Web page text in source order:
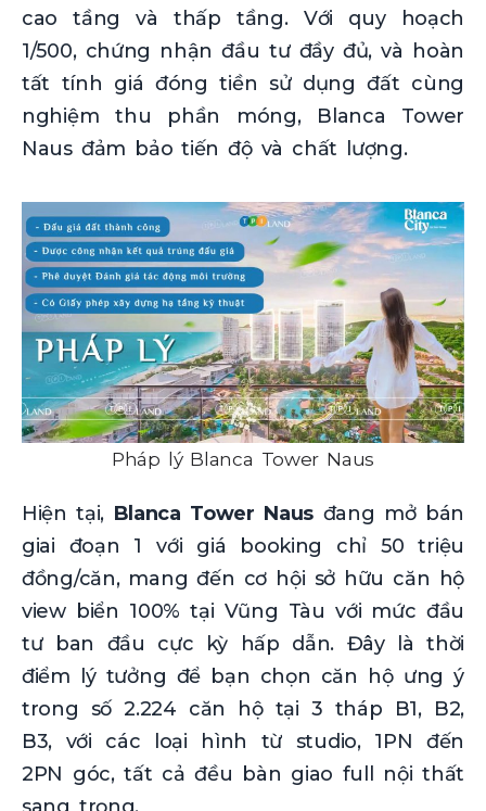
cao tầng và thấp tầng. Với quy hoạch
1/500, chứng nhận đầu tư đầy đủ, và hoàn
tất tính giá đóng tiền sử dụng đất cùng
nghiệm thu phần móng, Blanca Tower
Naus đảm bảo tiến độ và chất lượng.
Pháp lý Blanca Tower Naus
Hiện tại, Blanca Tower Naus đang mở bán
giai đoạn 1 với giá booking chỉ 50 triệu
đồng/căn, mang đến cơ hội sở hữu căn hộ
view biển 100% tại Vũng Tàu với mức đầu
tư ban đầu cực kỳ hấp dẫn. Đây là thời
điểm lý tưởng để bạn chọn căn hộ ưng ý
trong số 2.224 căn hộ tại 3 tháp B1, B2,
B3, với các loại hình từ studio, 1PN đến
2PN góc, tất cả đều bàn giao full nội thất